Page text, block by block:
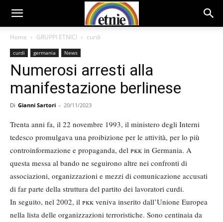
Home GRUPPI ETNICI curdi
curdi germania News
Numerosi arresti alla
manifestazione berlinese
Di Gianni Sartori - 20/11/2023
Trenta anni fa, il 22 novembre 1993, il ministero degli Interni
tedesco promulgava una proibizione per le attività, per lo più
controinformazione e propaganda, del pkk in Germania. A
questa messa al bando ne seguirono altre nei confronti di
associazioni, organizzazioni e mezzi di comunicazione accusati
di far parte della struttura del partito dei lavoratori curdi.
In seguito, nel 2002, il pkk veniva inserito dall’Unione Europea
nella lista delle organizzazioni terroristiche. Sono centinaia da